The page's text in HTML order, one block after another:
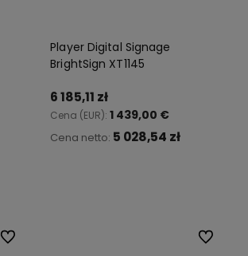
Player Digital Signage
BrightSign XT1145
6 185,11 zł
Cena (EUR):1 439,00 €
Cena netto: 5 028,54 zł
Do ulubionych Do